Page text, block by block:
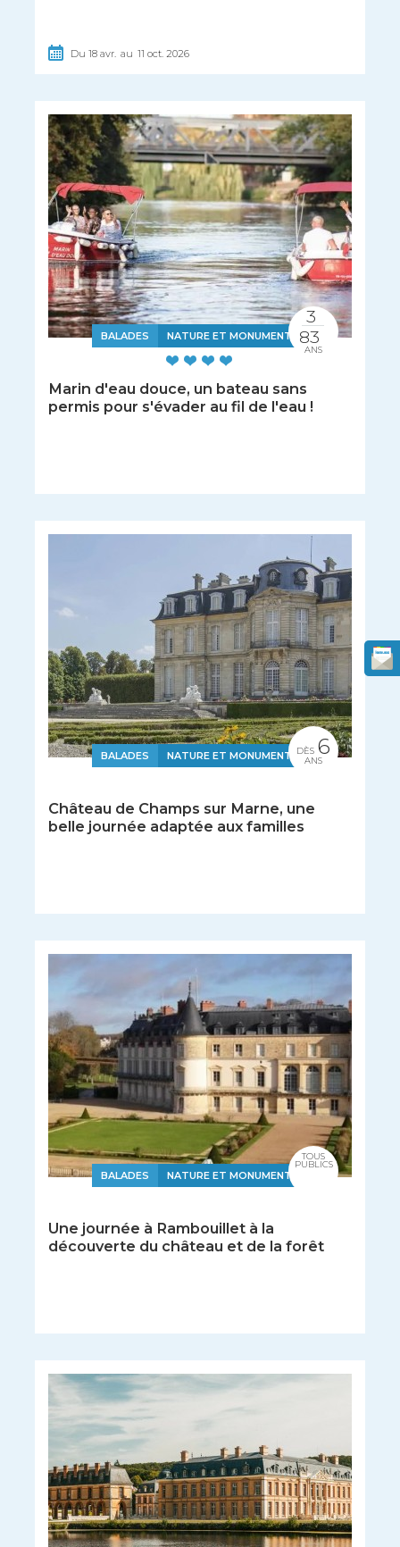
Du18avr. au 11oct. 2026
BALADES NATURE ET MONUMENTS
Marin d'eau douce, un bateau sans
permis pour s'évader au fil de l'eau !
3
83
ANS
BALADES NATURE ET MONUMENTS
Château de Champs sur Marne, une
belle journée adaptée aux familles
DÈS 6
ANS
BALADES NATURE ET MONUMENTS
Une journée à Rambouillet à la
découverte du château et de la forêt
TOUS
PUBLICS